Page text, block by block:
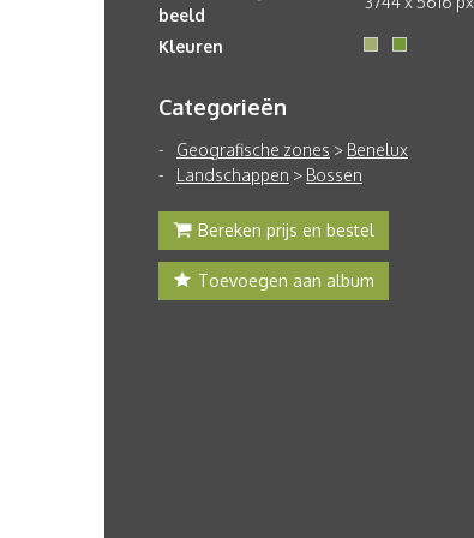
beeld
Kleuren
Categorieën
Geografische zones > Benelux
Landschappen > Bossen
Bereken prijs en bestel
Toevoegen aan album